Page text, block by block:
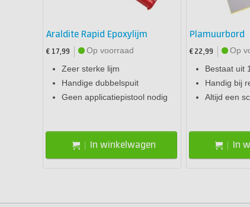
Araldite Rapid Epoxylijm
€ 17,99
Op voorraad
Zeer sterke lijm
Handige dubbelspuit
Geen applicatiepistool nodig
In winkelwagen
Plamuurbord
€ 22,99
Op
Bestaat uit
Handig bij
Altijd een
In